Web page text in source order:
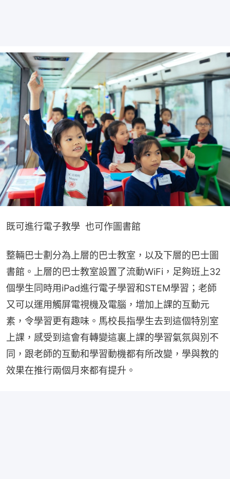
既可進行電子教學  也可作圖書館
整輛巴士劃分為上層的巴士教室，以及下層的巴士圖
書館。上層的巴士教室設置了流動WiFi，足夠班上32
個學生同時用iPad進行電子學習和STEM學習；老師
又可以運用觸屏電視機及電腦，增加上課的互動元
素，令學習更有趣味。馬校長指學生去到這個特別室
上課，感受到這會有轉變這裏上課的學習氣氛與別不
同，跟老師的互動和學習動機都有所改變，學與教的
效果在推行兩個月來都有提升。